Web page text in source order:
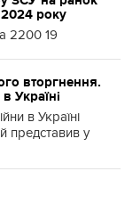
2024 року
2200 19
вторгнення.
Україні
в Україні
представив у